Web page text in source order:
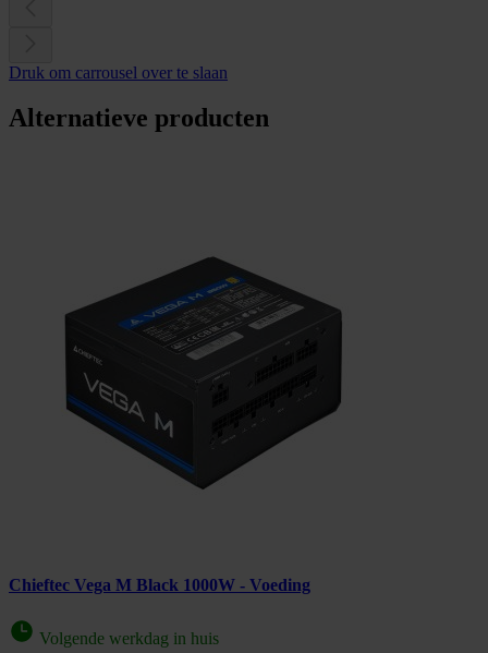
Druk om carrousel over te slaan
Alternatieve producten
Chieftec Vega M Black 1000W - Voeding
Volgende werkdag in huis